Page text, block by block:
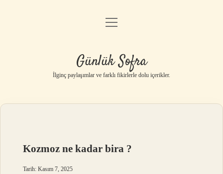
Anasayfa
Yasal Uyarı
menüyü
Günlük Sofra
İlginç paylaşımlar ve farklı fikirlerle dolu içerikler.
Kozmoz ne kadar bira ?
Tarih: Kasım 7, 2025